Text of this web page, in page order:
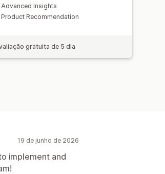
Advanced Insights
Product Recommendation
gratuita de 5 dia
19 de junho de 2026
implement and